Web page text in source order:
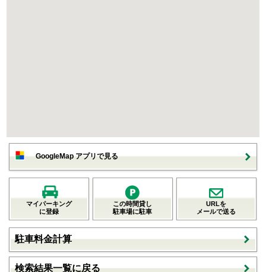
GoogleMap アプリで見る
マイパーキング
に登録
この時間貸し
駐車場に駐車
URLを
メールで送る
駐車料金計算
検索結果一覧に戻る